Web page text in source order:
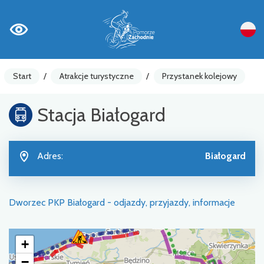
Start / Atrakcje turystyczne / Przystanek kolejowy
Stacja Białogard
Adres: Białogard
Dworzec PKP Białogard - odjazdy, przyjazdy, informacje
+